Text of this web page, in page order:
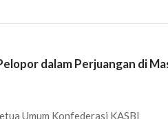
dalam Perjuangan di
Umum Konfederasi KASBI